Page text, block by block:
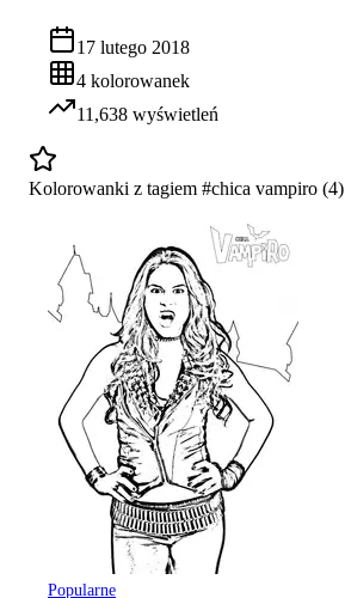
17 lutego 2018
4 kolorowanek
11,638 wyświetleń
Kolorowanki z tagiem #chica vampiro (4)
Popularne